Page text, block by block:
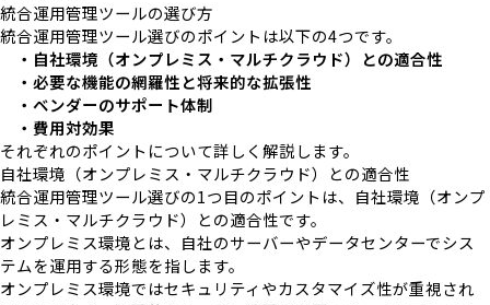
統合運用管理ツールの選び方
統合運用管理ツール選びのポイントは以下の4つです。
・自社環境（オンプレミス・マルチクラウド）との適合性
・必要な機能の網羅性と将来的な拡張性
・ベンダーのサポート体制
・費用対効果
それぞれのポイントについて詳しく解説します。
自社環境（オンプレミス・マルチクラウド）との適合性
統合運用管理ツール選びの1つ目のポイントは、自社環境（オンプ
レミス・マルチクラウド）との適合性です。
オンプレミス環境とは、自社のサーバーやデータセンターでシス
テムを運用する形態を指します。
オンプレミス環境ではセキュリティやカスタマイズ性が重視され